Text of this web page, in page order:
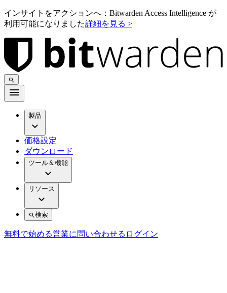
インサイトをアクションへ：Bitwarden Access Intelligence が
利用可能になりました詳細を見る >
製品
価格設定
ダウンロード
ツール＆機能
リソース
検索
無料で始める営業に問い合わせる ログイン